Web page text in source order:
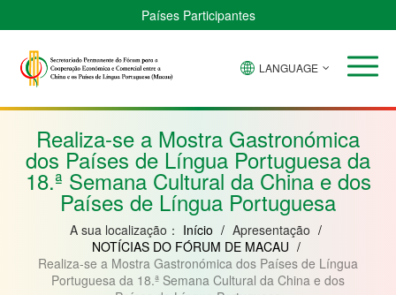
Países Participantes
Verde
Bissau
Guiné
Moçambique
LANGUAGE
Realiza-se a Mostra Gastronómica
dos Países de Língua Portuguesa da
18.ª Semana Cultural da China e dos
Países de Língua Portuguesa
A sua localização： Início / Apresentação /
NOTÍCIAS DO FÓRUM DE MACAU /
Realiza-se a Mostra Gastronómica dos Países de Língua
Portuguesa da 18.ª Semana Cultural da China e dos